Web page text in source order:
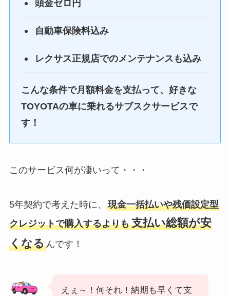
頭金ゼロ円
自動車保険料込み
レクサス正規店でのメンテナンスも込み
こんな条件で月額料金を支払って、好きな
TOYOTAの車に乗れるサブスクサービスで
す！
このサービス何が凄いって・・・
5年契約で考えた時に、 現金一括払いや残価設定型
クレジットで購入するよりも 支払い総額が安
くなるんです！
えぇ～！何それ！納期も早くて支